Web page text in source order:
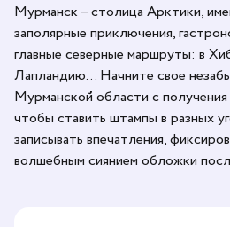
Мурманск – столица Арктики,
заполярные приключения,
главные северные маршруты: в
Лапландию… Начните свое
Мурманской области с
чтобы ставить штампы в разных
записывать впечатления,
волшебным сиянием обложки